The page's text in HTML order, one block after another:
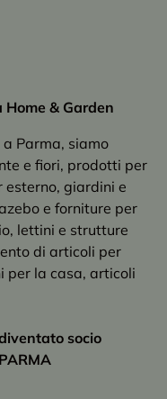
& Garden
Parma, siamo
e fiori, prodotti per
giardini e
e forniture per
lettini e strutture
di articoli per
per la casa, articoli
socio